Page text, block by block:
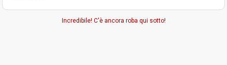
Incredibile! C'è ancora roba qui sotto!